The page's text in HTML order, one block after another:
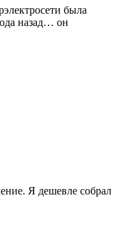
была
назад… он
Я дешевле собрал